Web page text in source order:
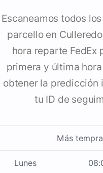
Escaneamos todos
parcello en
hora reparte FedEx
primera y última
obtener la predicción
tu ID de
Más
Lunes